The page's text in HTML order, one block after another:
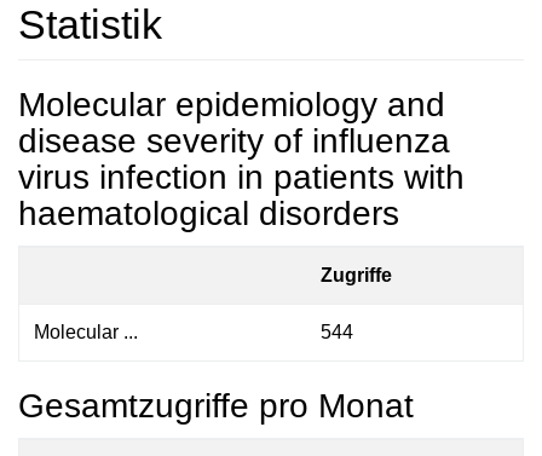
Statistik
Molecular epidemiology and
disease severity of influenza
virus infection in patients with
haematological disorders
Zugriffe
Molecular ... 544
Gesamtzugriffe pro Monat